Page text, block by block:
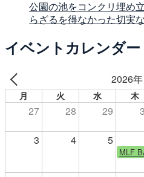
公園の池をコンクリ埋め
らざるを得なかった切実
イベントカレンダー
2026
月 火 水 木
27 28 29
3 4 5
MLF